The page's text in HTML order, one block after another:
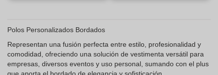
Polos Personalizados Bordados
Representan una fusión perfecta entre estilo, profesionalidad y
comodidad, ofreciendo una solución de vestimenta versátil para
empresas, diversos eventos y uso personal, sumando con el plus